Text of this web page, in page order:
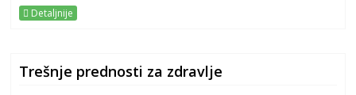
Detaljnije
Trešnje prednosti za zdravlje